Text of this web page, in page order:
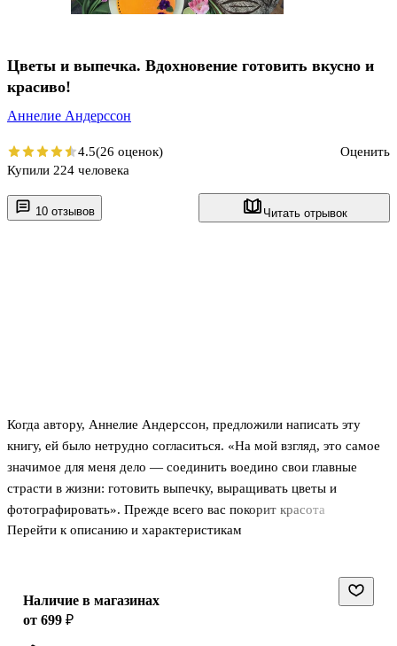
10 отзывов Читать отрывок
Когда автору, Аннелие Андерссон, предложили написать эту
книгу, ей было нетрудно согласиться. «На мой взгляд, это самое
значимое для меня дело — соединить воедино свои главные
страсти в жизни: готовить выпечку, выращивать цветы и
фотографировать». Прежде всего вас покорит красота
цветочных композиций на фото. Затем вы выберете рецепт хлеба
вступительной части (обратите особое внимание на то, как
общаться с духовкой), и для каждого рецепта соответственно. А
Перейти к описанию и характеристикам
Цветы и выпечка. Вдохновение готовить вкусно и
красиво!
Аннелие Андерссон
4.5(26 оценок)
Оценить
Купили 224 человека
Наличие в магазинах
от 699 ₽